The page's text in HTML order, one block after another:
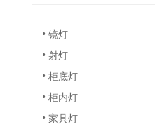
• 镜灯
• 射灯
• 柜底灯
• 柜内灯
• 家具灯